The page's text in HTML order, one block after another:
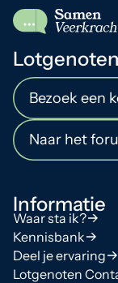
Bezoek een
Naar het
Informatie
Waar sta ik?
Kennisbank
Deel je ervaring
Lotgenoten